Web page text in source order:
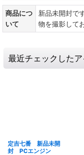
商品につ
いて
新品未開封で
物を撮影して
最近チェックしたア
定吉七番 新品未開
封 PCエンジン